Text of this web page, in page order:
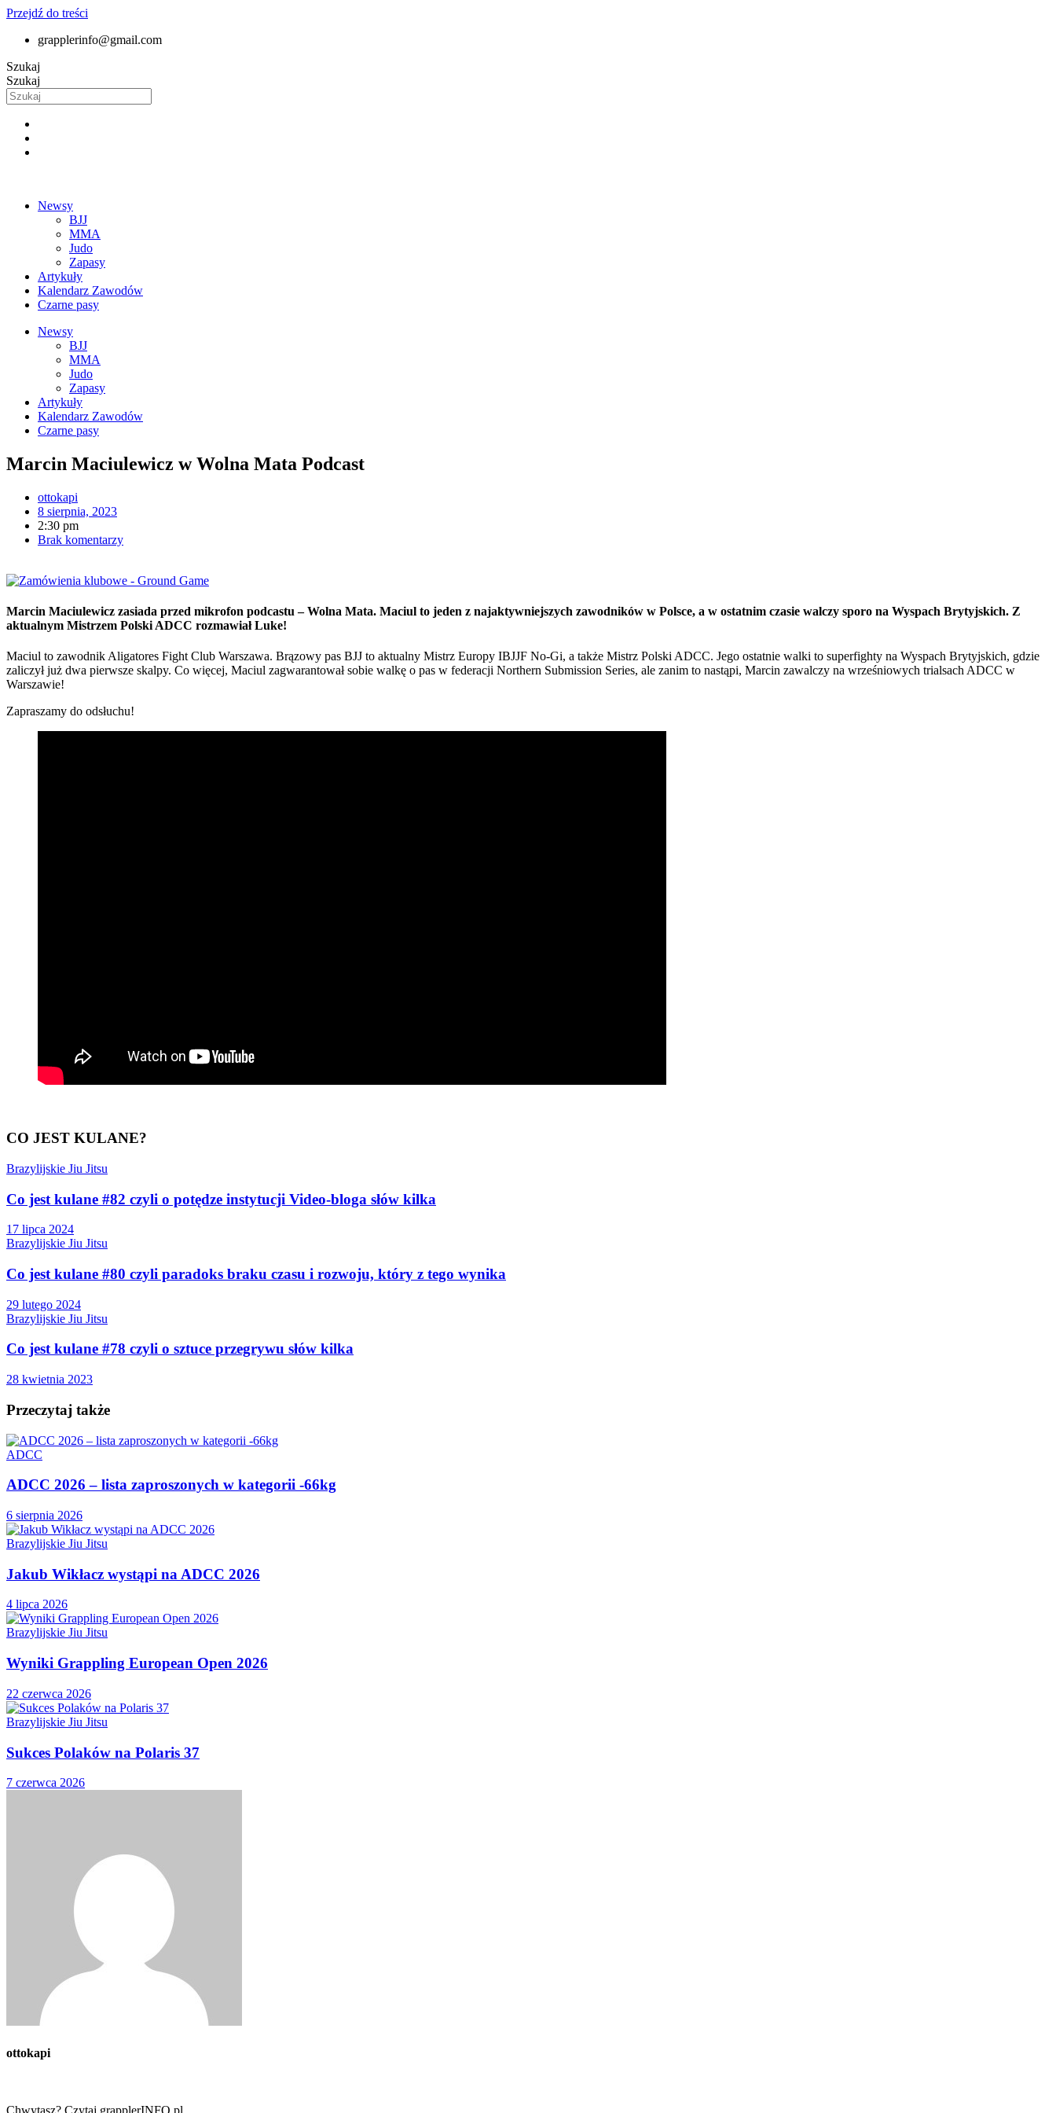
Przejdź do treści
grapplerinfo@gmail.com
Szukaj
Szukaj
Newsy
BJJ
MMA
Judo
Zapasy
Artykuły
Kalendarz Zawodów
Czarne pasy
Newsy
BJJ
MMA
Judo
Zapasy
Artykuły
Kalendarz Zawodów
Czarne pasy
Marcin Maciulewicz w Wolna Mata Podcast
ottokapi
8 sierpnia, 2023
2:30 pm
Brak komentarzy
Marcin Maciulewicz zasiada przed mikrofon podcastu – Wolna Mata. Maciul to jeden z najaktywniejszych zawodników w Polsce, a w ostatnim czasie walczy sporo na Wyspach Brytyjskich. Z
aktualnym Mistrzem Polski ADCC rozmawiał Luke!
Maciul to zawodnik Aligatores Fight Club Warszawa. Brązowy pas BJJ to aktualny Mistrz Europy IBJJF No-Gi, a także Mistrz Polski ADCC. Jego ostatnie walki to superfighty na Wyspach Brytyjskich, gdzie
zaliczył już dwa pierwsze skalpy. Co więcej, Maciul zagwarantował sobie walkę o pas w federacji Northern Submission Series, ale zanim to nastąpi, Marcin zawalczy na wrześniowych trialsach ADCC w
Warszawie!
Zapraszamy do odsłuchu!
CO JEST KULANE?
Brazylijskie Jiu Jitsu
Co jest kulane #82 czyli o potędze instytucji Video-bloga słów kilka
17 lipca 2024
Brazylijskie Jiu Jitsu
Co jest kulane #80 czyli paradoks braku czasu i rozwoju, który z tego wynika
29 lutego 2024
Brazylijskie Jiu Jitsu
Co jest kulane #78 czyli o sztuce przegrywu słów kilka
28 kwietnia 2023
Przeczytaj także
ADCC
ADCC 2026 – lista zaproszonych w kategorii -66kg
6 sierpnia 2026
Brazylijskie Jiu Jitsu
Jakub Wikłacz wystąpi na ADCC 2026
4 lipca 2026
Brazylijskie Jiu Jitsu
Wyniki Grappling European Open 2026
22 czerwca 2026
Brazylijskie Jiu Jitsu
Sukces Polaków na Polaris 37
7 czerwca 2026
ottokapi
Chwytasz? Czytaj grapplerINFO.pl